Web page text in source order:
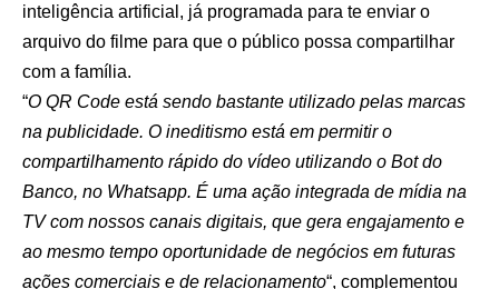
inteligência artificial, já programada para te enviar o
arquivo do filme para que o público possa compartilhar
com a família.
“O QR Code está sendo bastante utilizado pelas marcas
na publicidade. O ineditismo está em permitir o
compartilhamento rápido do vídeo utilizando o Bot do
Banco, no Whatsapp. É uma ação integrada de mídia na
TV com nossos canais digitais, que gera engajamento e
ao mesmo tempo oportunidade de negócios em futuras
ações comerciais e de relacionamento“, complementou